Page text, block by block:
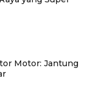
Motor: Jantung